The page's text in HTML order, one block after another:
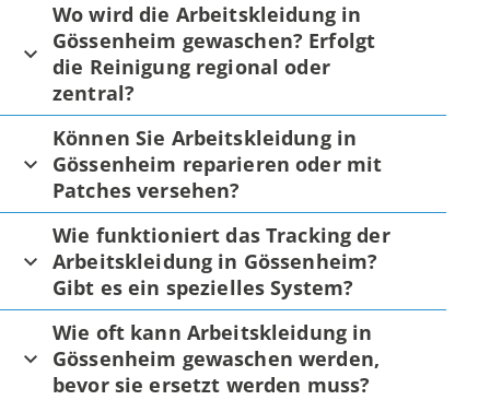
Wo wird die Arbeitskleidung in
Gössenheim gewaschen? Erfolgt
die Reinigung regional oder
zentral?
Können Sie Arbeitskleidung in
Gössenheim reparieren oder mit
Patches versehen?
Wie funktioniert das Tracking der
Arbeitskleidung in Gössenheim?
Gibt es ein spezielles System?
Wie oft kann Arbeitskleidung in
Gössenheim gewaschen werden,
bevor sie ersetzt werden muss?